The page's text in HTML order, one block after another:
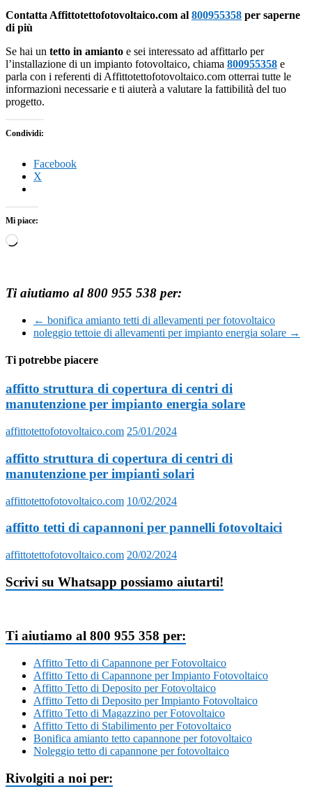
Contatta Affittotettofotovoltaico.com al 800955358 per saperne
di più
Se hai un tetto in amianto e sei interessato ad affittarlo per
l’installazione di un impianto fotovoltaico, chiama 800955358 e
parla con i referenti di Affittotettofotovoltaico.com otterrai tutte le
informazioni necessarie e ti aiuterà a valutare la fattibilità del tuo
progetto.
Condividi:
Facebook
X
Mi piace:
Caricamento
Ti aiutiamo al 800 955 538 per:
← bonifica amianto tetti di allevamenti per fotovoltaico
noleggio tettoie di allevamenti per impianto energia solare →
Ti potrebbe piacere
affitto struttura di copertura di centri di
manutenzione per impianto energia solare
affittotettofotovoltaico.com 25/01/2024
affitto struttura di copertura di centri di
manutenzione per impianti solari
affittotettofotovoltaico.com 10/02/2024
affitto tetti di capannoni per pannelli fotovoltaici
affittotettofotovoltaico.com 20/02/2024
Scrivi su Whatsapp possiamo aiutarti!
Ti aiutiamo al 800 955 358 per:
Affitto Tetto di Capannone per Fotovoltaico
Affitto Tetto di Capannone per Impianto Fotovoltaico
Affitto Tetto di Deposito per Fotovoltaico
Affitto Tetto di Deposito per Impianto Fotovoltaico
Affitto Tetto di Magazzino per Fotovoltaico
Affitto Tetto di Stabilimento per Fotovoltaico
Bonifica amianto tetto capannone per fotovoltaico
Noleggio tetto di capannone per fotovoltaico
Rivolgiti a noi per: